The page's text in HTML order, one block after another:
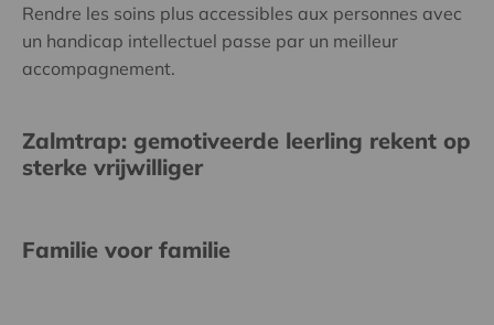
Rendre les soins plus accessibles aux personnes avec
un handicap intellectuel passe par un meilleur
accompagnement.
Zalmtrap: gemotiveerde leerling rekent op
sterke vrijwilliger
Familie voor familie